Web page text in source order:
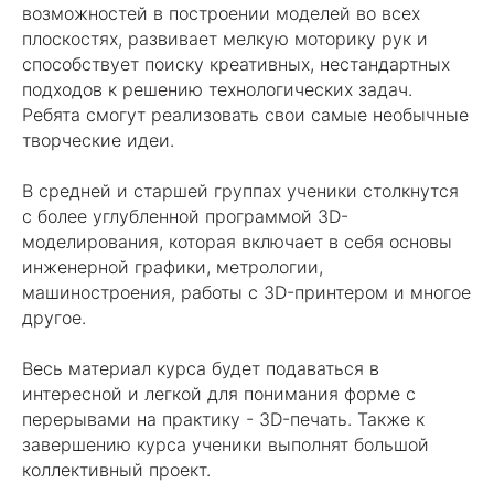
возможностей в построении моделей во всех
плоскостях, развивает мелкую моторику рук и
способствует поиску креативных, нестандартных
подходов к решению технологических задач.
Ребята смогут реализовать свои самые необычные
творческие идеи.
В средней и старшей группах ученики столкнутся
с более углубленной программой 3D-
моделирования, которая включает в себя основы
инженерной графики, метрологии,
машиностроения, работы с 3D-принтером и многое
другое.
Весь материал курса будет подаваться в
интересной и легкой для понимания форме с
перерывами на практику - 3D-печать. Также к
завершению курса ученики выполнят большой
коллективный проект.